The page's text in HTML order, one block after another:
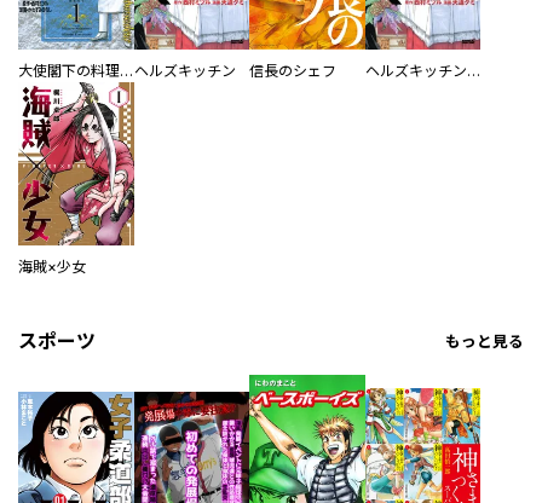
大使閣下の料理人 ヘルズキッチン 信長のシェフ ヘルズキッチン 分冊版
海賊×少女
スポーツ もっと見る